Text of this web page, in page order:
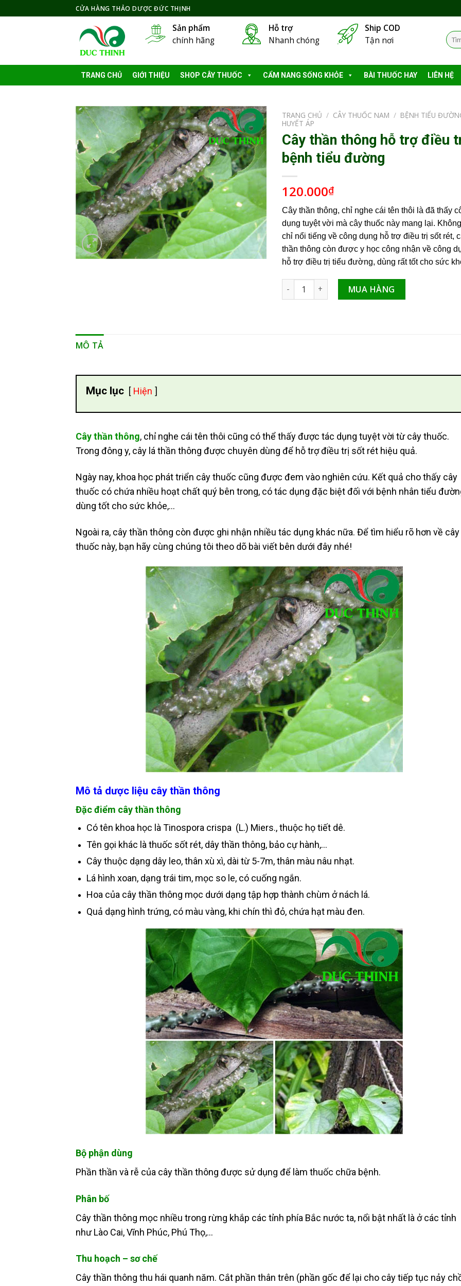
to
CỬA HÀNG THẢO DƯỢC ĐỨC THỊNH
Sản phẩm
chính hãng
Hỗ trợ
Nhanh chóng
Ship COD
Tận nơi
Tìm
kiếm:
TRANG CHỦ GIỚI THIỆU SHOP CÂY THUỐC CẨM NANG SỐNG KHỎE BÀI THUỐC HAY LIÊN HỆ
TRANG CHỦ / CÂY THUỐC NAM / BỆNH TIỂU
HUYẾT ÁP
Cây thần thông hỗ trợ điều
bệnh tiểu đường
120.000₫
Cây thần thông, chỉ nghe cái tên thôi là đã thấy
dụng tuyệt vời mà cây thuốc này mang lại. Không
chỉ nổi tiếng về công dụng hỗ trợ điều trị sốt rét,
thần thông còn được y học công nhận về công
hỗ trợ điều trị tiểu đường, dùng rất tốt cho sức
Cây thần thông hỗ trợ điều trị bệnh tiểu đường
MUA HÀNG
MÔ TẢ
Mục lục Hiện
Cây thần thông, chỉ nghe cái tên thôi cũng có thể thấy được tác dụng tuyệt vời từ cây thuốc.
Trong đông y, cây lá thần thông được chuyên dùng để hỗ trợ điều trị sốt rét hiệu quả.
Ngày nay, khoa học phát triển cây thuốc cũng được đem vào nghiên cứu. Kết quả cho thấy cây
thuốc có chứa nhiều hoạt chất quý bên trong, có tác dụng đặc biệt đối với bệnh nhân tiểu
dùng tốt cho sức khỏe,…
Ngoài ra, cây thần thông còn được ghi nhận nhiều tác dụng khác nữa. Để tìm hiểu rõ hơn về cây
thuốc này, bạn hãy cùng chúng tôi theo dõ bài viết bên dưới đây nhé!
Mô tả dược liệu cây thần thông
Đặc điểm cây thần thông
Có tên khoa học là Tinospora crispa (L.) Miers., thuộc họ tiết dê.
Tên gọi khác là thuốc sốt rét, dây thần thông, bảo cự hành,…
Cây thuộc dạng dây leo, thân xù xì, dài từ 5-7m, thân màu nâu nhạt.
Lá hình xoan, dạng trái tim, mọc so le, có cuống ngắn.
Hoa của cây thần thông mọc dưới dạng tập hợp thành chùm ở nách lá.
Quả dạng hình trứng, có màu vàng, khi chín thì đỏ, chứa hạt màu đen.
Bộ phận dùng
Phần thần và rễ của cây thần thông được sử dụng để làm thuốc chữa bệnh.
Phân bố
Cây thần thông mọc nhiều trong rừng khắp các tỉnh phía Bắc nước ta, nổi bật nhất là ở các tỉnh
như Lào Cai, Vĩnh Phúc, Phú Thọ,…
Thu hoạch – sơ chế
Cây thần thông thu hái quanh năm. Cắt phần thân trên (phần gốc để lại cho cây tiếp tục nảy